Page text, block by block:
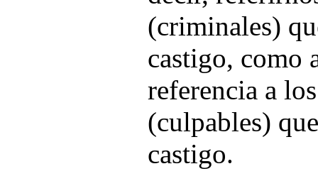
(criminales)
castigo, como
referencia a
(culpables)
castigo.